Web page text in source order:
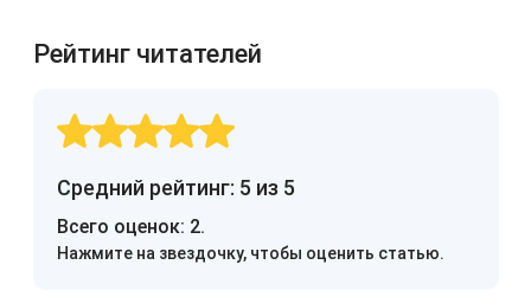
Рейтинг читателей
Средний рейтинг: 5 из 5
Всего оценок: 2.
Нажмите на звездочку, чтобы оценить статью.